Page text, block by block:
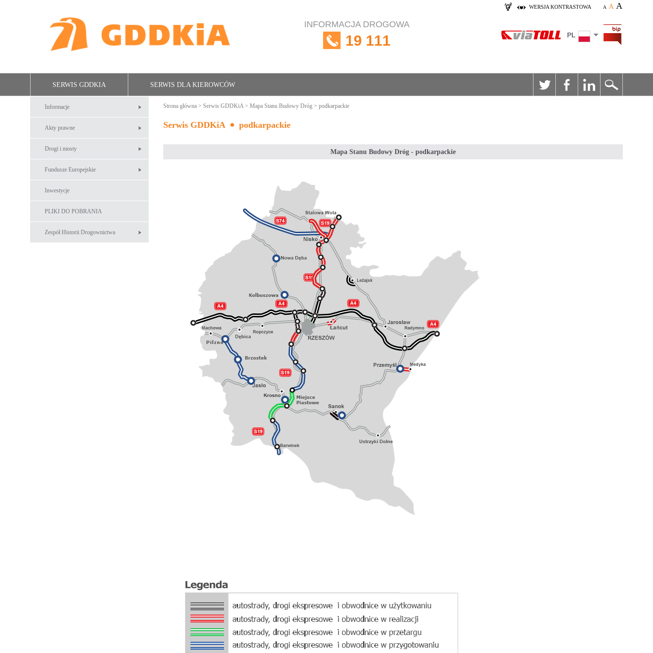
WERSJA KONTRASTOWA A A A
INFORMACJA DROGOWA
19 111 PL
SERWIS GDDKIA SERWIS DLA KIEROWCÓW
Informacje
Akty prawne
Drogi i mosty
Fundusze Europejskie
Inwestycje
PLIKI DO POBRANIA
Zespół Historii Drogownictwa
Strona główna > Serwis GDDKiA> Mapa Stanu Budowy Dróg > podkarpackie
Serwis GDDKiA podkarpackie
Mapa Stanu Budowy Dróg - podkarpackie